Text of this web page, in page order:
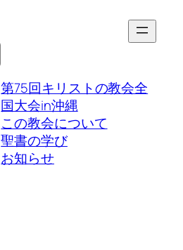
第75回キリストの教会全
国大会in沖縄
この教会について
聖書の学び
お知らせ